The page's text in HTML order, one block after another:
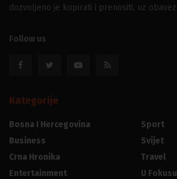
dozvoljeno je kopirati i prenositi, uz
Follow us
Kategorije
Bosna I Hercegovina
Business
Crna Hronika
Entertainment
Sport
Svijet
Travel
U Fokusu